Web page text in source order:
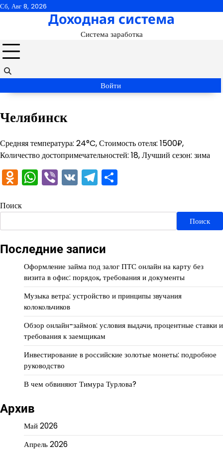
Перейти
Сб, Авг 8, 2026
Доходная система
Система заработка
Войти
Челябинск
Средняя температура: 24°C, Стоимость отеля: 1500₽,
Количество достопримечательностей: 18, Лучший сезон: зима
Odnoklassniki
WhatsApp
Viber
VKTelegram
Поиск
Поиск
Последние записи
Оформление займа под залог ПТС онлайн на карту без
визита в офис: порядок, требования и документы
Музыка ветра: устройство и принципы звучания
колокольчиков
Обзор онлайн-займов: условия выдачи, процентные ставки и
требования к заемщикам
Инвестирование в российские золотые монеты: подробное
руководство
В чем обвиняют Тимура Турлова?
Архив
Май 2026
Апрель 2026